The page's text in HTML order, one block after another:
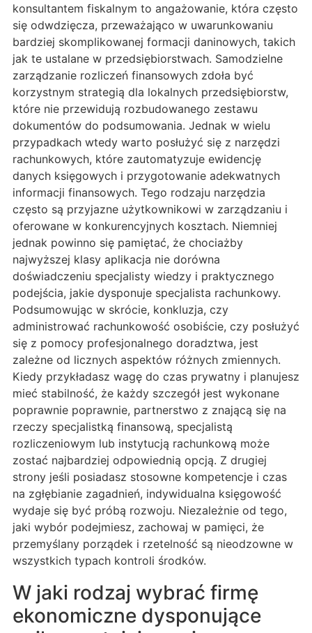
konsultantem fiskalnym to angażowanie, która często
się odwdzięcza, przeważająco w uwarunkowaniu
bardziej skomplikowanej formacji daninowych, takich
jak te ustalane w przedsiębiorstwach. Samodzielne
zarządzanie rozliczeń finansowych zdoła być
korzystnym strategią dla lokalnych przedsiębiorstw,
które nie przewidują rozbudowanego zestawu
dokumentów do podsumowania. Jednak w wielu
przypadkach wtedy warto posłużyć się z narzędzi
rachunkowych, które zautomatyzuje ewidencję
danych księgowych i przygotowanie adekwatnych
informacji finansowych. Tego rodzaju narzędzia
często są przyjazne użytkownikowi w zarządzaniu i
oferowane w konkurencyjnych kosztach. Niemniej
jednak powinno się pamiętać, że chociażby
najwyższej klasy aplikacja nie dorówna
doświadczeniu specjalisty wiedzy i praktycznego
podejścia, jakie dysponuje specjalista rachunkowy.
Podsumowując w skrócie, konkluzja, czy
administrować rachunkowość osobiście, czy posłużyć
się z pomocy profesjonalnego doradztwa, jest
zależne od licznych aspektów różnych zmiennych.
Kiedy przykładasz wagę do czas prywatny i planujesz
mieć stabilność, że każdy szczegół jest wykonane
poprawnie poprawnie, partnerstwo z znającą się na
rzeczy specjalistką finansową, specjalistą
rozliczeniowym lub instytucją rachunkową może
zostać najbardziej odpowiednią opcją. Z drugiej
strony jeśli posiadasz stosowne kompetencje i czas
na zgłębianie zagadnień, indywidualna księgowość
wydaje się być próbą rozwoju. Niezależnie od tego,
jaki wybór podejmiesz, zachowaj w pamięci, że
przemyślany porządek i rzetelność są nieodzowne w
wszystkich typach kontroli środków.
W jaki rodzaj wybrać firmę
ekonomiczne dysponujące